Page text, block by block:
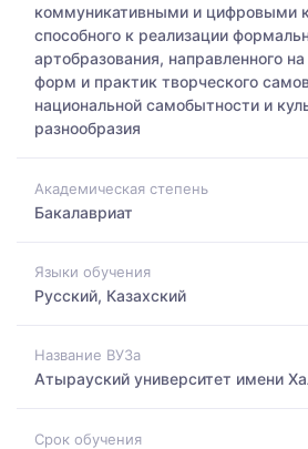
коммуникативными и цифровыми
способного к реализации
артобразования, направленного
форм и практик творческого
национальной самобытности и
разнообразия
Академическая степень
Бакалавриат
Языки обучения
Русский, Казахский
Название ВУЗа
Атырауский университет имени
Срок обучения